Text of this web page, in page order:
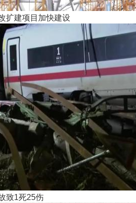
扩建项目加快建设
致1死25伤